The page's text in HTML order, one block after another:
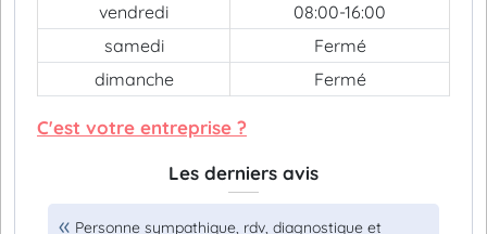
vendredi
08:00-16:00
samedi
Fermé
dimanche
Fermé
C'est votre entreprise ?
Les derniers avis
Personne sympathique, rdv, diagnostique et